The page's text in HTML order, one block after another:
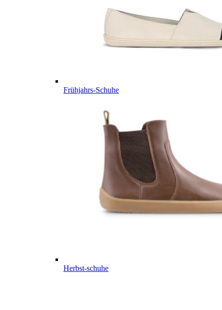
Frühjahrs-Schuhe
Herbst-schuhe